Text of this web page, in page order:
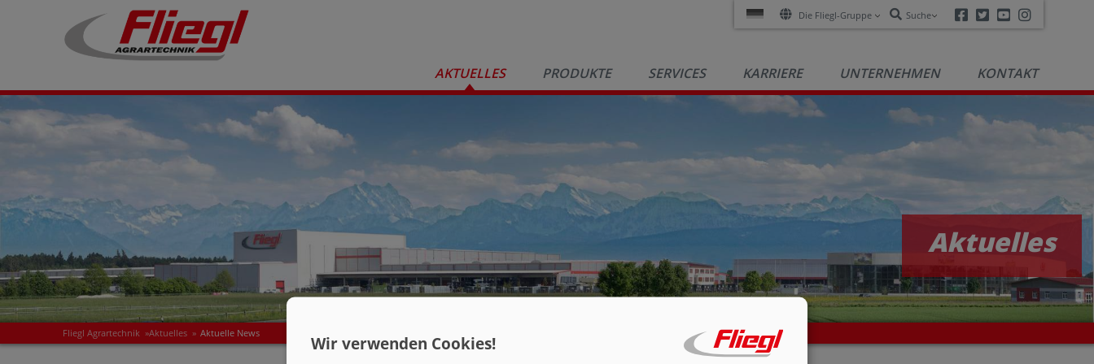
Die Fliegl-Gruppe Suche Facebook
TwitterYoutube
AKTUELLES PRODUKTE SERVICES KARRIERE UNTERNEHMEN KONTAKT
Aktuelles
Fliegl Agrartechnik »Aktuelles » Aktuelle News
Wir verwenden Cookies!